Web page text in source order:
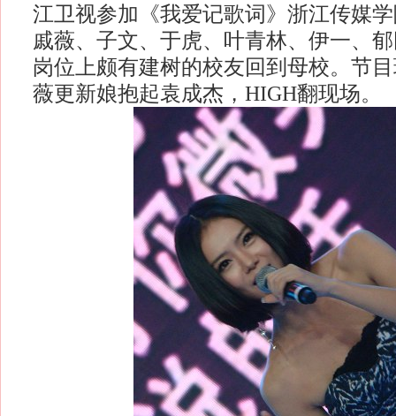
江卫视参加《我爱记歌词》浙江传媒
戚薇、子文、于虎、叶青林、伊一、
岗位上颇有建树的校友回到母校。节
薇更新娘抱起袁成杰，HIGH翻现场